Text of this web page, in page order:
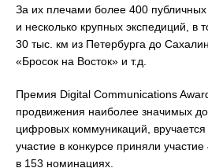
За их плечами более 400
и несколько крупных экспедиций, в
30 тыс. км из Петербурга до
«Бросок на Восток» и т.д.
Премия Digital Communications
продвижения наиболее значимых
цифровых коммуникаций,
участие в конкурсе приняли
в 153 номинациях.